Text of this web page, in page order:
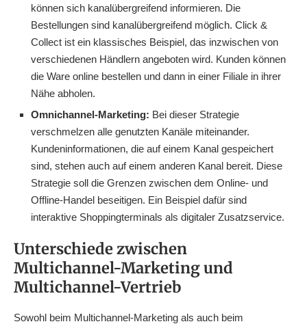
können sich kanalübergreifend informieren. Die
Bestellungen sind kanalübergreifend möglich. Click &
Collect ist ein klassisches Beispiel, das inzwischen von
verschiedenen Händlern angeboten wird. Kunden können
die Ware online bestellen und dann in einer Filiale in ihrer
Nähe abholen.
Omnichannel-Marketing: Bei dieser Strategie
verschmelzen alle genutzten Kanäle miteinander.
Kundeninformationen, die auf einem Kanal gespeichert
sind, stehen auch auf einem anderen Kanal bereit. Diese
Strategie soll die Grenzen zwischen dem Online- und
Offline-Handel beseitigen. Ein Beispiel dafür sind
interaktive Shoppingterminals als digitaler Zusatzservice.
Unterschiede zwischen
Multichannel-Marketing und
Multichannel-Vertrieb
Sowohl beim Multichannel-Marketing als auch beim